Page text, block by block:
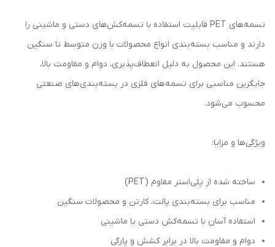
تسمه‌های PET قابلیت استفاده با تسمه‌کش‌های دستی و ماشینی را
دارند و مناسب بسته‌بندی انواع محصولات با وزن متوسط تا سنگین
هستند. این محصول به دلیل انعطاف‌پذیری، دوام و مقاومت بالا،
جایگزین مناسبی برای تسمه‌های فلزی در بسته‌بندی‌های صنعتی
محسوب می‌شود.
ویژگی‌ها و مزایا:
ساخته شده از پلی‌استر مقاوم (PET)
مناسب برای بسته‌بندی پالت، کارتن و محصولات سنگین
استفاده آسان با تسمه‌کش دستی یا ماشینی
دوام و مقاومت بالا در برابر کشش و پارگی